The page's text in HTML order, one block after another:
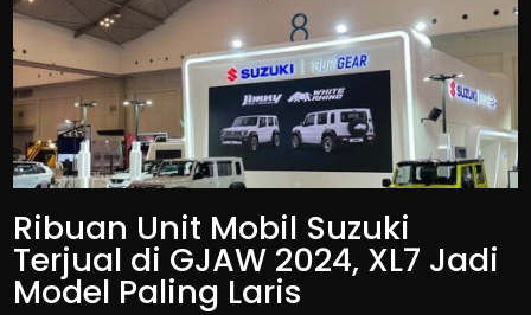
Ribuan Unit Mobil Suzuki
Terjual di GJAW 2024, XL7 Jadi
Model Paling Laris